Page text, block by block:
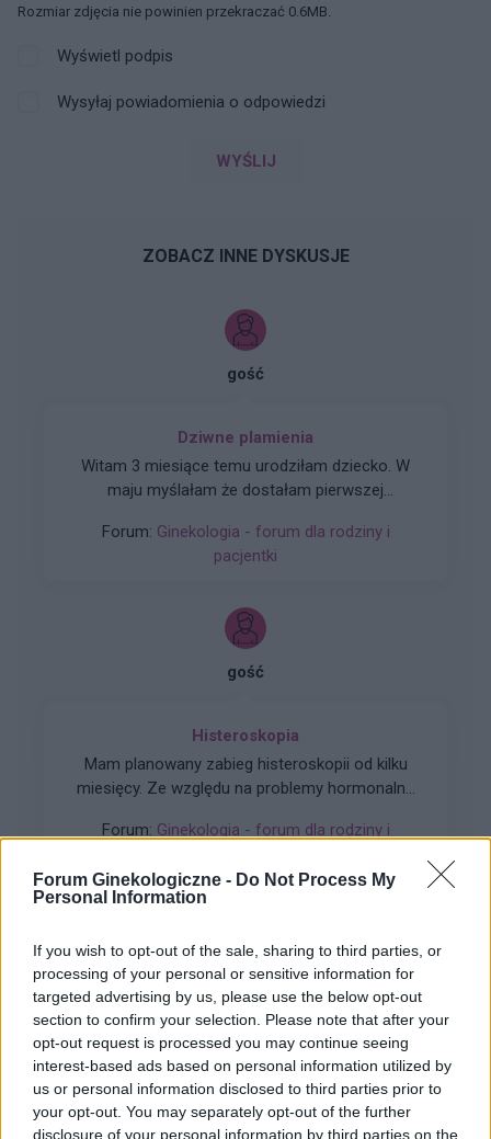
Forum Ginekologiczne - Do Not Process My
Personal Information
If you wish to opt-out of the sale, sharing to third parties, or
processing of your personal or sensitive information for
targeted advertising by us, please use the below opt-out
section to confirm your selection. Please note that after your
opt-out request is processed you may continue seeing
interest-based ads based on personal information utilized by
us or personal information disclosed to third parties prior to
your opt-out. You may separately opt-out of the further
disclosure of your personal information by third parties on the
Rozmiar zdjęcia nie powinien przekraczać 0.6MB.
Wyświetl podpis
Wysyłaj powiadomienia o odpowiedzi
WYŚLIJ
ZOBACZ INNE DYSKUSJE
gość
Dziwne plamienia
Witam 3 miesiące temu urodziłam dziecko. W
maju myślałam że dostałam pierwszej
typowe jak na okres. Przypominało to bardziej
takie plamienie i to nie żywą różową Kris ze
dnia był a na drugi dzień było czysto. I robi się
mi tak co 2 tyg raz trwa 3 dni a raz 6 jak przy
Forum: Ginekologia - forum dla rodziny i
pacjentki
gość
Histeroskopia
Mam planowany zabieg histeroskopii od kilku
miesięcy. Ze względu na problemy hormonalne
mam zabieg a pojawiła mi się miesiączka. Czy
można wykonać zabieg?
Forum: Ginekologia - forum dla rodziny i
gość
Macica
Witam od miesiąca wystaje mi coś z pochwy
myślę że to macica nie mogę utrzymać moczu
czy będzie konieczny zabieg
Forum: Ginekologia - forum dla rodziny i